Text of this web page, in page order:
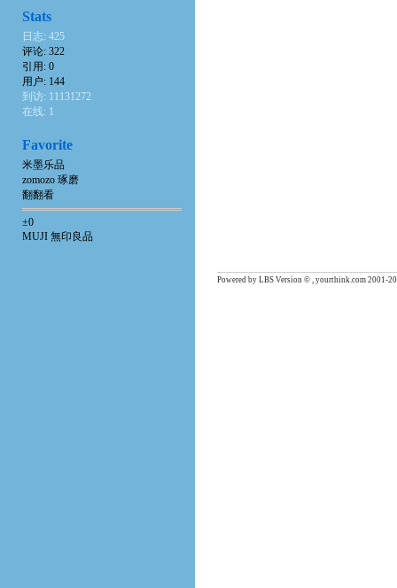
Stats
日志: 425
评论: 322
引用: 0
用户: 144
到访: 11131272
在线: 1
Favorite
米墨乐品
zomozo 琢磨
翻翻看
±0
MUJI 無印良品
Powered by LBS Version © , yourthink.com 2001-